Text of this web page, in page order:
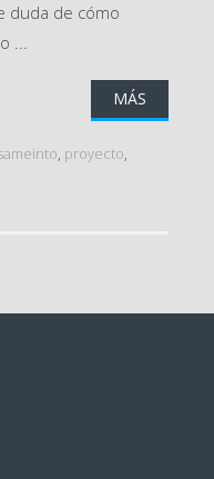
duda de cómo
...
MÁS
, proyecto,